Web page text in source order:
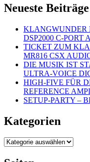
Neueste Beiträge
KLANGWUNDER
DSP2000 C-PORT
TICKET ZUM
MR816 CSX
DIE MUSIK IST
ULTRA-VOICE
HIGH-FIVE FÜR
REFERENCE
SETUP-PARTY –
Kategorien
Kategorien